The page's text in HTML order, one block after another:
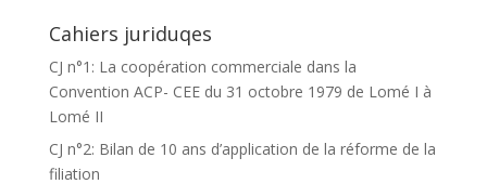
Cahiers juriduqes
CJ n°1: La coopération commerciale dans la
Convention ACP- CEE du 31 octobre 1979 de Lomé I à
Lomé II
CJ n°2: Bilan de 10 ans d’application de la réforme de la
filiation